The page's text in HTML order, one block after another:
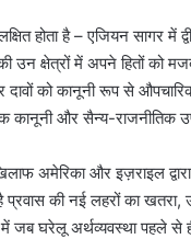
होता है – एजियन सागर में
उन क्षेत्रों में अपने हितों को
दावों को कानूनी रूप से
कानूनी और सैन्य-
अमेरिका और इज़राइल
की नई लहरों का खतरा,
जब घरेलू अर्थव्यवस्था पहले